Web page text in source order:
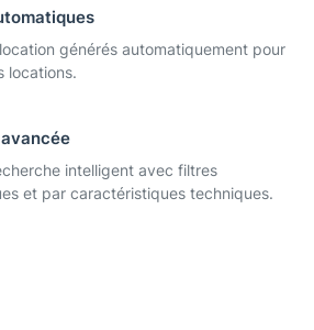
générés automatiquement pour
locations.
intelligent avec filtres
et par caractéristiques techniques.